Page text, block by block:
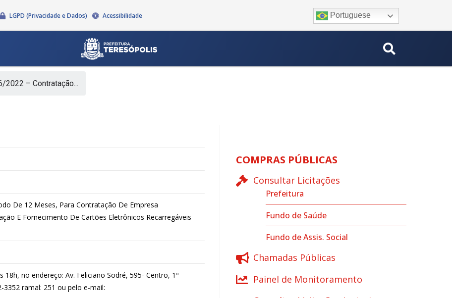
LGPD (Privacidade e Dados) Acessibilidade Portuguese
2022 – Contratação...
De 12 Meses, Para Contratação De Empresa
E Fornecimento De Cartões Eletrônicos Recarregáveis
no endereço: Av. Feliciano Sodré, 595- Centro, 1º
3352 ramal: 251 ou pelo e-mail:
COMPRAS PÚBLICAS
Consultar Licitações
Prefeitura
Fundo de Saúde
Fundo de Assis. Social
Chamadas Públicas
Painel de Monitoramento